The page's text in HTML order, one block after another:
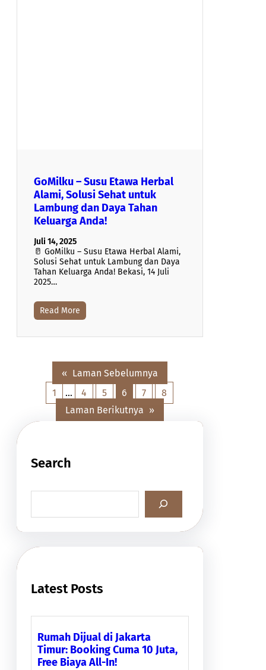
GoMilku – Susu Etawa Herbal
Alami, Solusi Sehat untuk
Lambung dan Daya Tahan
Keluarga Anda!
Juli 14, 2025
🥛 GoMilku – Susu Etawa Herbal Alami,
Solusi Sehat untuk Lambung dan Daya
Tahan Keluarga Anda! Bekasi, 14 Juli
2025…
Read More
« Laman Sebelumnya
1
… 4 5 6 7
8
Laman Berikutnya »
Search
a
h
Latest Posts
Rumah Dijual di Jakarta
Timur: Booking Cuma 10 Juta,
Free Biaya All-In!